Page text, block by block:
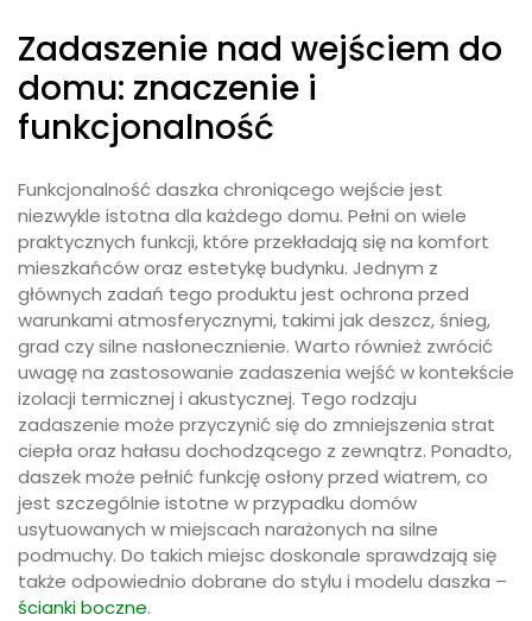
Zadaszenie nad wejściem do
domu: znaczenie i
funkcjonalność
Funkcjonalność daszka chroniącego wejście jest
niezwykle istotna dla każdego domu. Pełni on wiele
praktycznych funkcji, które przekładają się na komfort
mieszkańców oraz estetykę budynku. Jednym z
głównych zadań tego produktu jest ochrona przed
warunkami atmosferycznymi, takimi jak deszcz, śnieg,
grad czy silne nasłonecznienie. Warto również zwrócić
uwagę na zastosowanie zadaszenia wejść w kontekście
izolacji termicznej i akustycznej. Tego rodzaju
zadaszenie może przyczynić się do zmniejszenia strat
ciepła oraz hałasu dochodzącego z zewnątrz. Ponadto,
daszek może pełnić funkcję osłony przed wiatrem, co
jest szczególnie istotne w przypadku domów
usytuowanych w miejscach narażonych na silne
podmuchy. Do takich miejsc doskonale sprawdzają się
także odpowiednio dobrane do stylu i modelu daszka –
ścianki boczne.